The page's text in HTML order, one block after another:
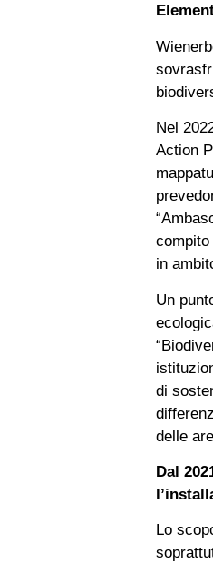
Nel
Action
in
Un
di
delle
Dal
Lo